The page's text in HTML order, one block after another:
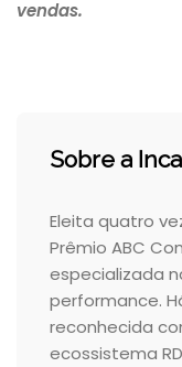
vendas.
Sobre a
Eleita quatro
Prêmio ABC
especializada
performance.
reconhecida
ecossistema